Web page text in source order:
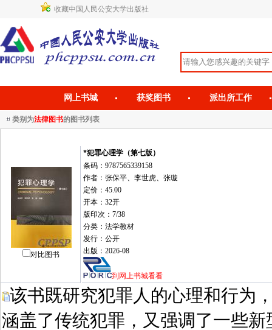
收藏中国人民公安大学出版社
网上书城 获奖图书 派出所工作
类别为法律图书的图书列表
对比图书
*犯罪心理学（第七版）
条码：9787565339158
作者：张保平、李世虎、张璇
定价：45.00
开本：32开
版印次：7/38
分类：法学教材
发行：公开
出版：2026-08
到网上书城看看
该书既研究犯罪人的心理和行为
涵盖了传统犯罪，又强调了一些